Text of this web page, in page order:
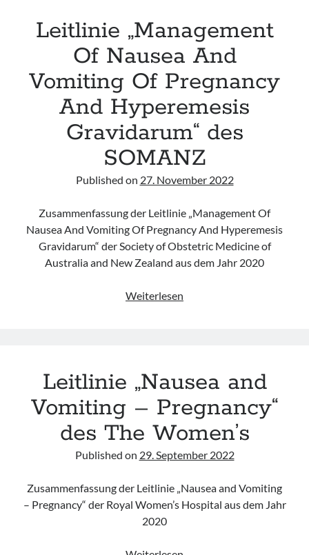
Leitlinie „Management
Of Nausea And
Vomiting Of Pregnancy
And Hyperemesis
Gravidarum“ des
SOMANZ
Published on 27. November 2022
Zusammenfassung der Leitlinie „Management Of
Nausea And Vomiting Of Pregnancy And Hyperemesis
Gravidarum“ der Society of Obstetric Medicine of
Australia and New Zealand aus dem Jahr 2020
Weiterlesen
Vomiting
Of
Pregnancy
And
Hyperemesis
Gravidarum“
SOMANZ
Leitlinie „Nausea and
Vomiting – Pregnancy“
des The Women’s
Published on 29. September 2022
Zusammenfassung der Leitlinie „Nausea and Vomiting
– Pregnancy“ der Royal Women’s Hospital aus dem Jahr
2020